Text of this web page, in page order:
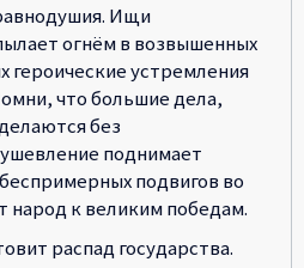
Ищи
огнём в возвышенных
устремления
что большие дела,
без
поднимает
подвигов во
народ к великим победам.
распад государства.